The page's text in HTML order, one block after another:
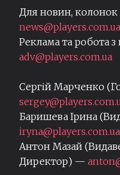
Для новин, колонок
news@players.com.ua
Реклама та робота
adv@players.com.ua
Сергій Марченко
Баришева Ірина
iryna@players.com.ua
Антон Мазай
Директор) —